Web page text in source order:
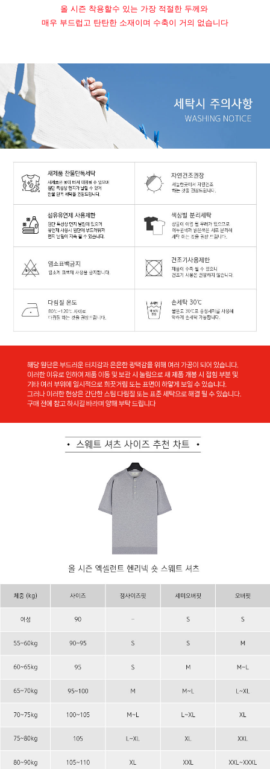
올 시즌 착용할수 있는 가장 적절한 두께와
매우 부드럽고 탄탄한 소재이며 수축이 거의 없습니다